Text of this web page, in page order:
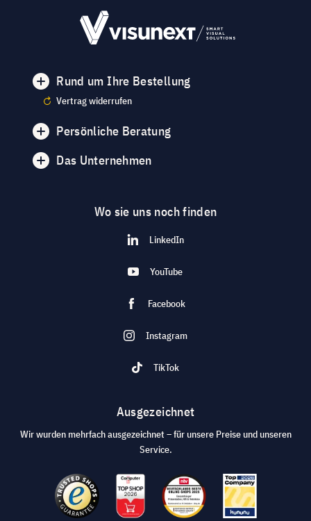
Rund um Ihre Bestellung
Vertrag widerrufen
Persönliche Beratung
Das Unternehmen
Wo sie uns noch finden
LinkedIn
YouTube
Facebook
Instagram
TikTok
Ausgezeichnet
Wir wurden mehrfach ausgezeichnet – für unsere Preise und unseren
Service.